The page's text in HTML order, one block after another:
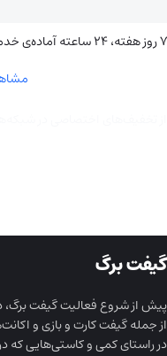
۷ روز هفته، ۲۴ ساعته آماده‌ی خدمت‌رسانی هستیم
گیفت برگ
پیش از شروع فعالیت گیفت برگ،
از جمله گیفت کارت و بازی و
در راستای کمی و کاستی‌هایی که